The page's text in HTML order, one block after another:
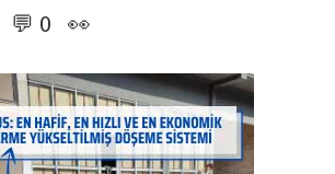
💬 0 👀